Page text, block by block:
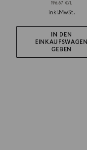
196.67 €/L
inkl.MwSt.
IN DEN
EINKAUFSWAGEN
GEBEN